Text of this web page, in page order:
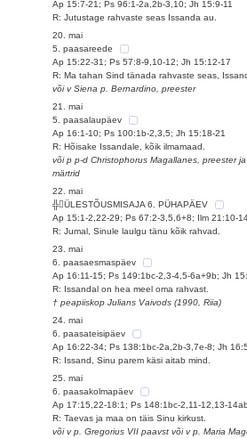
Ap 15:7-21; Ps 96:1-2a,2b-3,10; Jh 15:9-11
R: Jutustage rahvaste seas Issanda au.
20. mai
5. paasareede
Ap 15:22-31; Ps 57:8-9,10-12; Jh 15:12-17
R: Ma tahan Sind tänada rahvaste seas,
või v Siena p. Bernardino, preester
21. mai
5. paasalaupäev
Ap 16:1-10; Ps 100:1b-2,3,5; Jh 15:18-21
R: Hõisake Issandale, kõik ilmamaad.
või p p-d Christophorus Magallanes, preester ja
märtrid
22. mai
╬ÜLESTÕUSMISAJA 6. PÜHAPÄEV
Ap 15:1-2,22-29; Ps 67:2-3,5,6+8; Ilm 21:10-
R: Jumal, Sinule laulgu tänu kõik rahvad.
23. mai
6. paasaesmaspäev
Ap 16:11-15; Ps 149:1bc-2,3-4,5-6a+9b; Jh
R: Issandal on hea meel oma rahvast.
† peapiiskop Julians Vaivods (1990, Riia)
24. mai
6. paasateisipäev
Ap 16:22-34; Ps 138:1bc-2a,2b-3,7e-8; Jh
R: Issand, Sinu parem käsi aitab mind.
25. mai
6. paasakolmapäev
Ap 17:15,22-18:1; Ps 148:1bc-2,11-12,13-
R: Taevas ja maa on täis Sinu kirkust.
või v p. Gregorius VII paavst või v p. Maria